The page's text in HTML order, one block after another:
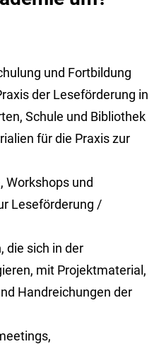
und Fortbildung
der Leseförderung in
Schule und Bibliothek
für die Praxis zur
Workshops und
Leseförderung /
die sich in der
mit Projektmaterial,
Handreichungen der